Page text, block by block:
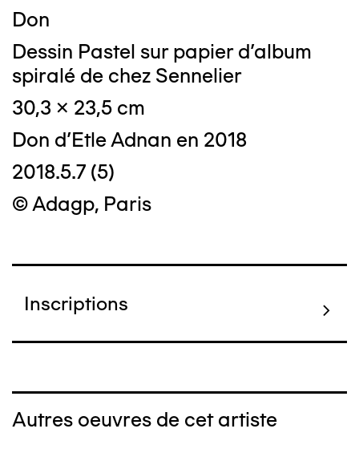
Don
Dessin Pastel sur papier d'album
spiralé de chez Sennelier
30,3 x 23,5 cm
Don d'Etle Adnan en 2018
2018.5.7 (5)
© Adagp, Paris
Inscriptions
Autres oeuvres de cet artiste